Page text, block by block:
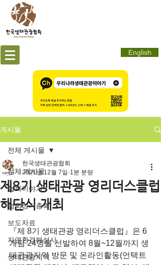
English
게시물
전체 게시물
협회이야기
협회정기총회
보도자료
자연환경해설사
생태관광지역
전체 게시물
제8기 생태관광 영리더스클럽
해단식 개최
한국생태관광협회
2021년 12월 7일 1분 분량
『제 8기 생태관광 영리더스클럽』은 6
개팀 24명을 선발하여 8월~12월까지 생
태관광지역 방문 및 온라인활동(언택트